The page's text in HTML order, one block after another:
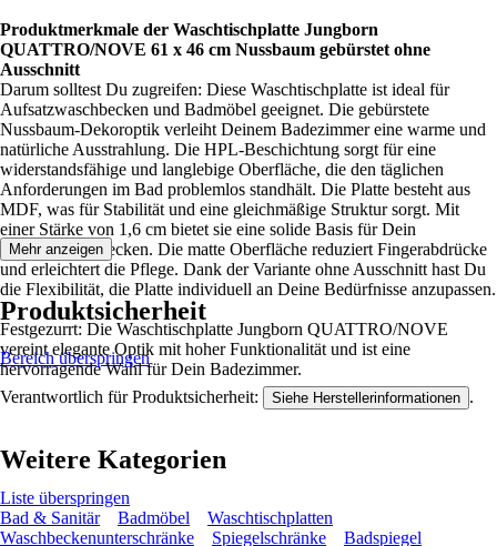
Produktmerkmale der Waschtischplatte Jungborn
QUATTRO/NOVE 61 x 46 cm Nussbaum gebürstet ohne
Ausschnitt
Darum solltest Du zugreifen: Diese Waschtischplatte ist ideal für
Aufsatzwaschbecken und Badmöbel geeignet. Die gebürstete
Nussbaum-Dekoroptik verleiht Deinem Badezimmer eine warme und
natürliche Ausstrahlung. Die HPL-Beschichtung sorgt für eine
widerstandsfähige und langlebige Oberfläche, die den täglichen
Anforderungen im Bad problemlos standhält. Die Platte besteht aus
MDF, was für Stabilität und eine gleichmäßige Struktur sorgt. Mit
einer Stärke von 1,6 cm bietet sie eine solide Basis für Dein
Aufsatzwaschbecken. Die matte Oberfläche reduziert Fingerabdrücke
und erleichtert die Pflege. Dank der Variante ohne Ausschnitt hast Du
die Flexibilität, die Platte individuell an Deine Bedürfnisse anzupassen.
Festgezurrt: Die Waschtischplatte Jungborn QUATTRO/NOVE
vereint elegante Optik mit hoher Funktionalität und ist eine
hervorragende Wahl für Dein Badezimmer.
Mehr anzeigen
Produktsicherheit
Bereich überspringen
Verantwortlich für Produktsicherheit: Siehe Herstellerinformationen .
Weitere Kategorien
Liste überspringen
Bad & Sanitär
Badmöbel
Waschtischplatten
Waschbeckenunterschränke
Spiegelschränke Badspiegel